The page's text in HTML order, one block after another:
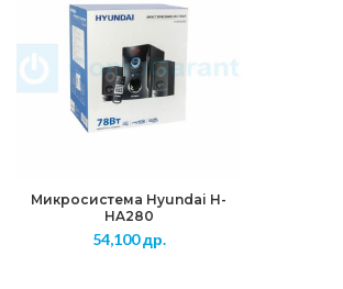
Микросистема Hyundai H-
HA280
54,100др.